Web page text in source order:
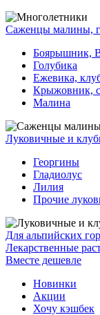
Саженцы малины,
Боярышник,
Голубика
Ежевика,
Крыжовник,
Малина
Луковичные и
Георгины
Гладиолус
Лилия
Прочие
Для альпийских
Лекарственные
Вместе дешевле
Новинки
Акции
Хочу кэшбек